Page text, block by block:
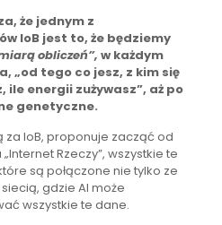
że jednym z
IoB jest to, że będziemy
obliczeń”, w każdym
„od tego co jesz, z kim się
ile energii zużywasz”, aż po
genetyczne.
IoB, proponuje zacząć od
Rzeczy”, wszystkie te
są połączone nie tylko ze
gdzie AI może
wszystkie te dane.